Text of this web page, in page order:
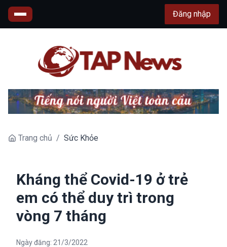
Đăng nhập
Trang chủ / Sức Khỏe
Kháng thể Covid-19 ở trẻ
em có thể duy trì trong
vòng 7 tháng
Ngày đăng: 21/3/2022